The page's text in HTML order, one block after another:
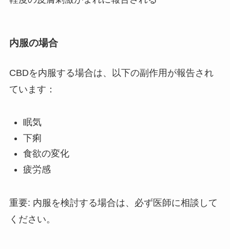
内服の場合
CBDを内服する場合は、以下の副作用が報告され
ています：
眠気
下痢
食欲の変化
疲労感
重要: 内服を検討する場合は、必ず医師に相談して
ください。